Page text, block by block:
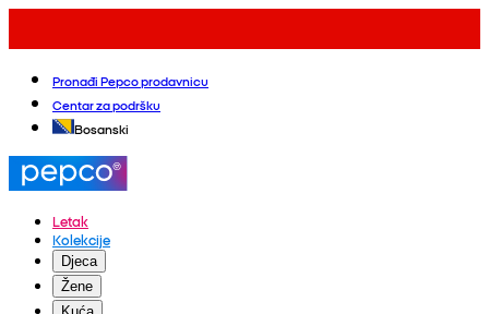
Pronađi Pepco prodavnicu
Centar za podršku
Bosanski
Letak
Kolekcije
Djeca
Žene